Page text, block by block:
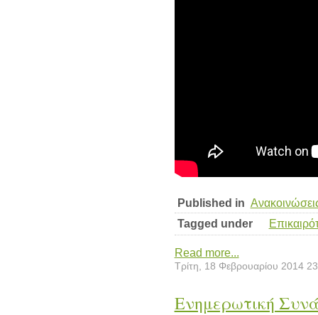
Published in
Tagged under
Read more...
Τρίτη, 18 Φεβρουαρίου 2014
Ενημερωτική